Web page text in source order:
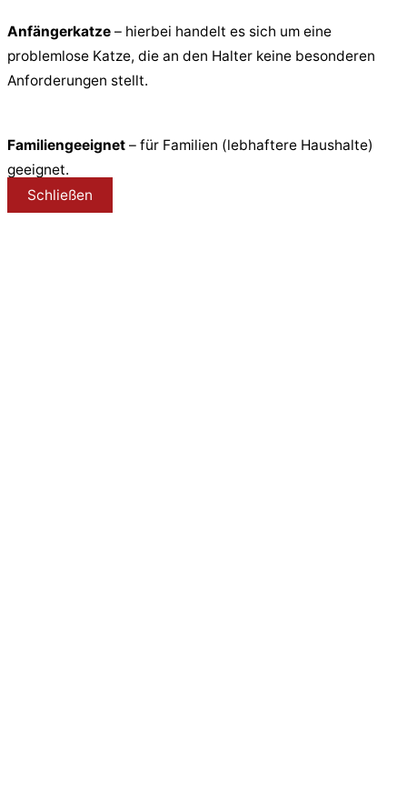
Anfängerkatze – hierbei handelt es sich um eine
problemlose Katze, die an den Halter keine besonderen
Anforderungen stellt.
Familiengeeignet – für Familien (lebhaftere Haushalte)
geeignet.
Schließen